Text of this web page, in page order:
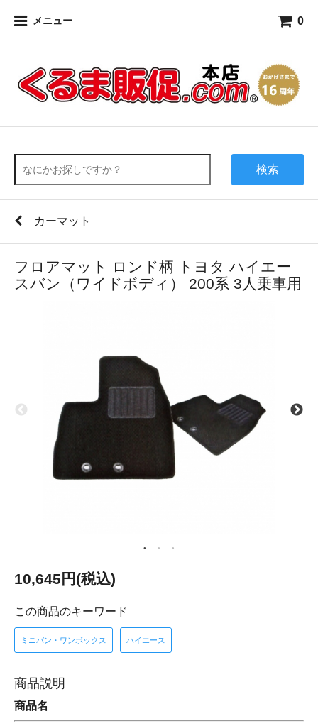
メニュー 0
検索
カーマット
フロアマット ロンド柄 トヨタ ハイエー
スバン（ワイドボディ） 200系 3人乗車用
10,645円(税込)
この商品のキーワード
ミニバン・ワンボックス ハイエース
商品説明
商品名